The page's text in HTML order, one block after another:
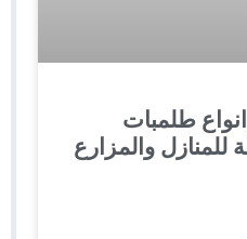
طلمبات
والمزارع